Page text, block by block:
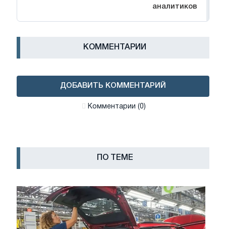
аналитиков
КОММЕНТАРИИ
ДОБАВИТЬ КОММЕНТАРИЙ
Комментарии (0)
ПО ТЕМЕ